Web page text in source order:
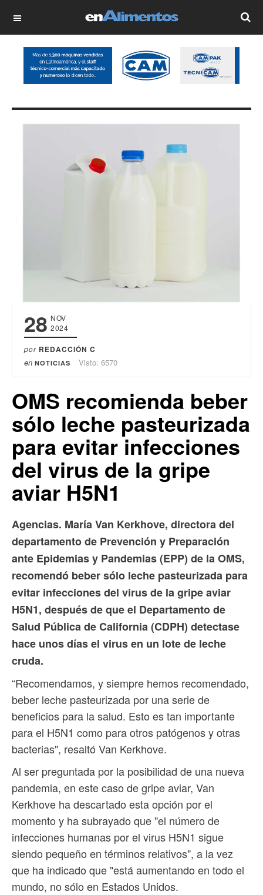
OFF CANVAS
28 NOV
2024
por REDACCIÓN C
en NOTICIAS Visto: 6570
OMS recomienda beber
sólo leche pasteurizada
para evitar infecciones
del virus de la gripe
aviar H5N1
Agencias. María Van Kerkhove, directora del
departamento de Prevención y Preparación
ante Epidemias y Pandemias (EPP) de la OMS,
recomendó beber sólo leche pasteurizada para
evitar infecciones del virus de la gripe aviar
H5N1, después de que el Departamento de
Salud Pública de California (CDPH) detectase
hace unos días el virus en un lote de leche
cruda.
“Recomendamos, y siempre hemos recomendado,
beber leche pasteurizada por una serie de
beneficios para la salud. Esto es tan importante
para el H5N1 como para otros patógenos y otras
bacterias", resaltó Van Kerkhove.
Al ser preguntada por la posibilidad de una nueva
pandemia, en este caso de gripe aviar, Van
Kerkhove ha descartado esta opción por el
momento y ha subrayado que "el número de
infecciones humanas por el virus H5N1 sigue
siendo pequeño en términos relativos", a la vez
que ha indicado que "está aumentando en todo el
mundo, no sólo en Estados Unidos.